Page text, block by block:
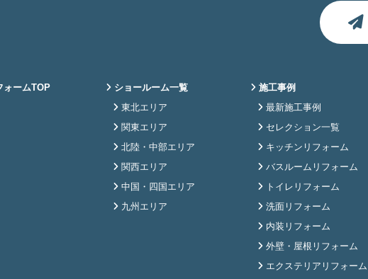
ームTOP
ショールーム一覧
東北エリア
関東エリア
北陸・中部エリア
関西エリア
中国・四国エリア
九州エリア
施工事例
最新施工事例
セレクション一覧
キッチンリフォーム
バスルームリフォーム
トイレリフォーム
洗面リフォーム
内装リフォーム
外壁・屋根リフォーム
エクステリアリフォーム